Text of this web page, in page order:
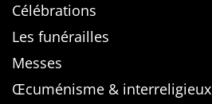
Célébrations
Les funérailles
Messes
Œcuménisme & interreligieux